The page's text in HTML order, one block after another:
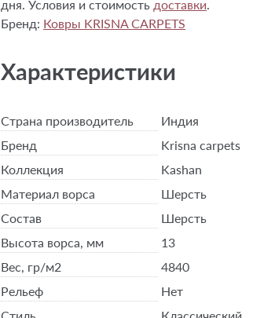
дня. Условия и стоимость доставки
Бренд: Ковры KRISNA CARPETS
Характеристики
Страна производитель
Индия
Бренд
Krisna carpets
Коллекция
Kashan
Материал ворса
Шерсть
Состав
Шерсть
Высота ворса, мм
13
Вес, гр/м2
4840
Рельеф
Нет